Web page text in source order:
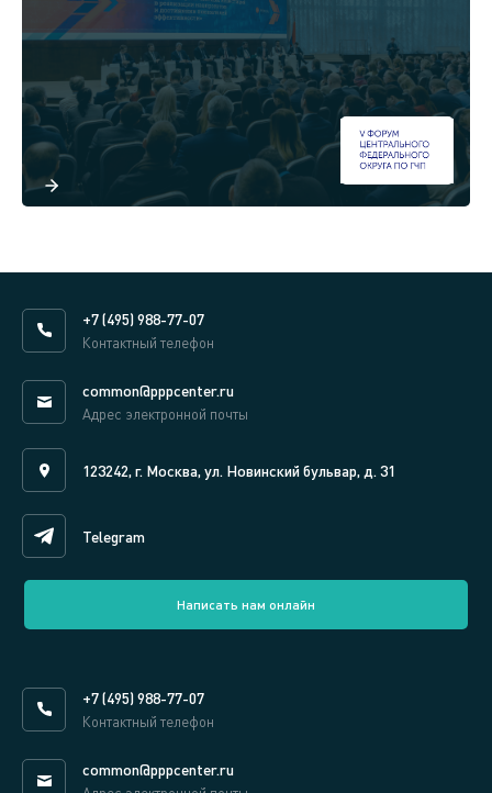
+7 (495) 988-77-07
Контактный телефон
common@pppcenter.ru
Адрес электронной почты
123242, г. Москва, ул. Новинский бульвар, д. 31
Telegram
Написать нам онлайн
+7 (495) 988-77-07
Контактный телефон
common@pppcenter.ru